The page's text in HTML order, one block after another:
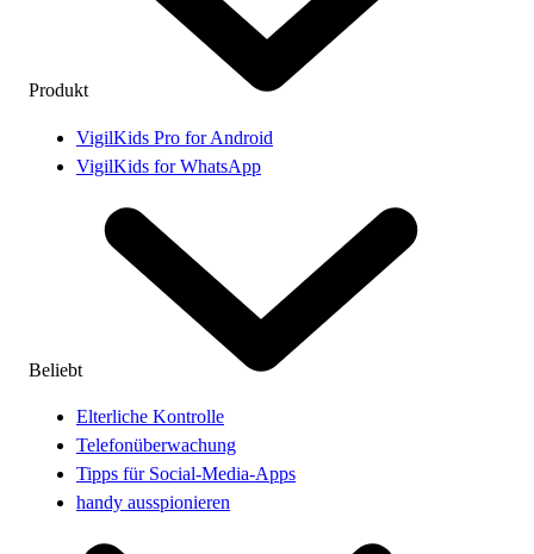
Produkt
VigilKids Pro for Android
VigilKids for WhatsApp
Beliebt
Elterliche Kontrolle
Telefonüberwachung
Tipps für Social-Media-Apps
handy ausspionieren